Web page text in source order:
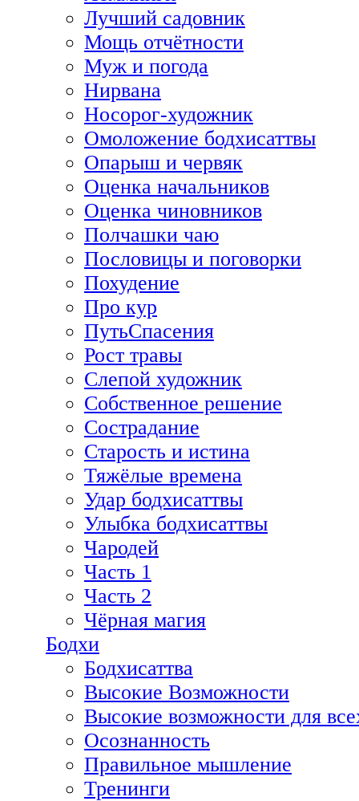
Лучший садовник
Мощь отчётности
Муж и погода
Нирвана
Носорог-художник
Омоложение бодхисаттвы
Опарыш и червяк
Оценка начальников
Оценка чиновников
Полчашки чаю
Пословицы и поговорки
Похудение
Про кур
ПутьСпасения
Рост травы
Слепой художник
Собственное решение
Сострадание
Старость и истина
Тяжёлые времена
Удар бодхисаттвы
Улыбка бодхисаттвы
Чародей
Часть 1
Часть 2
Чёрная магия
Бодхи
Бодхисаттва
Высокие Возможности
Высокие возможности для
Осознанность
Правильное мышление
Тренинги